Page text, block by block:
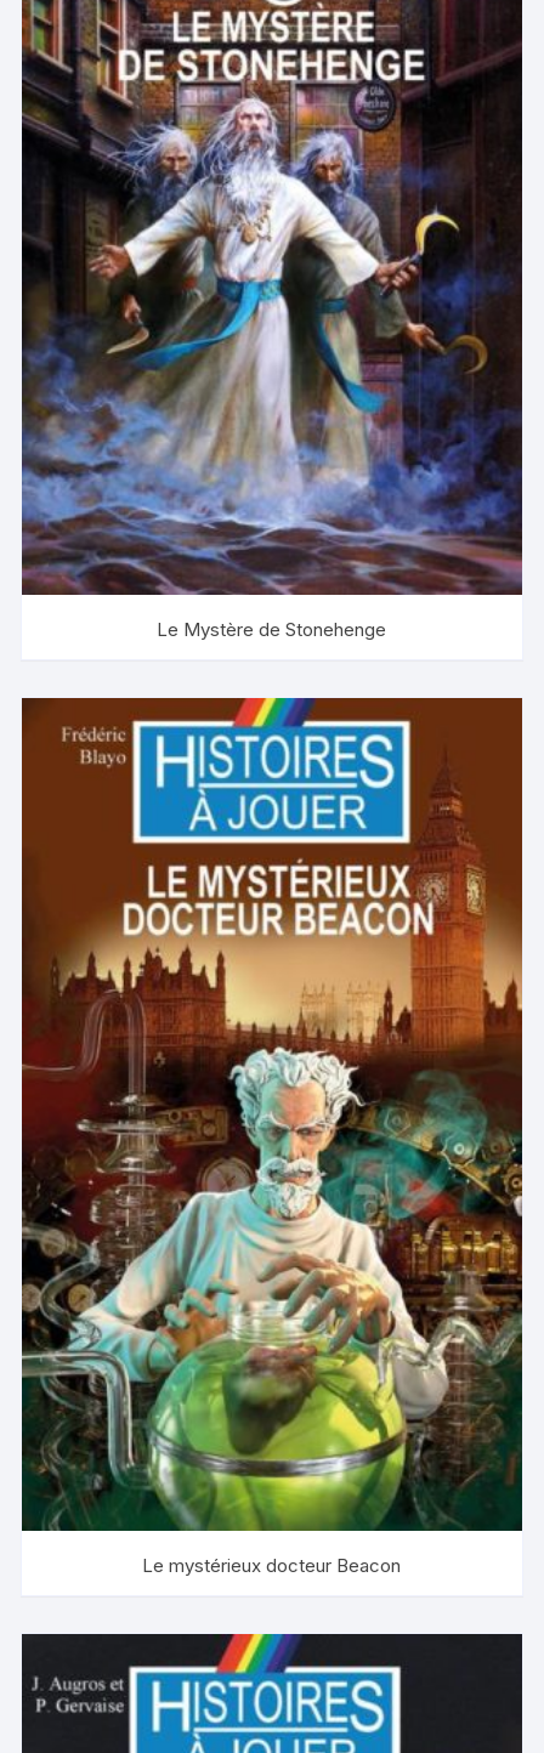
Le Mystère de Stonehenge
Le mystérieux docteur Beacon